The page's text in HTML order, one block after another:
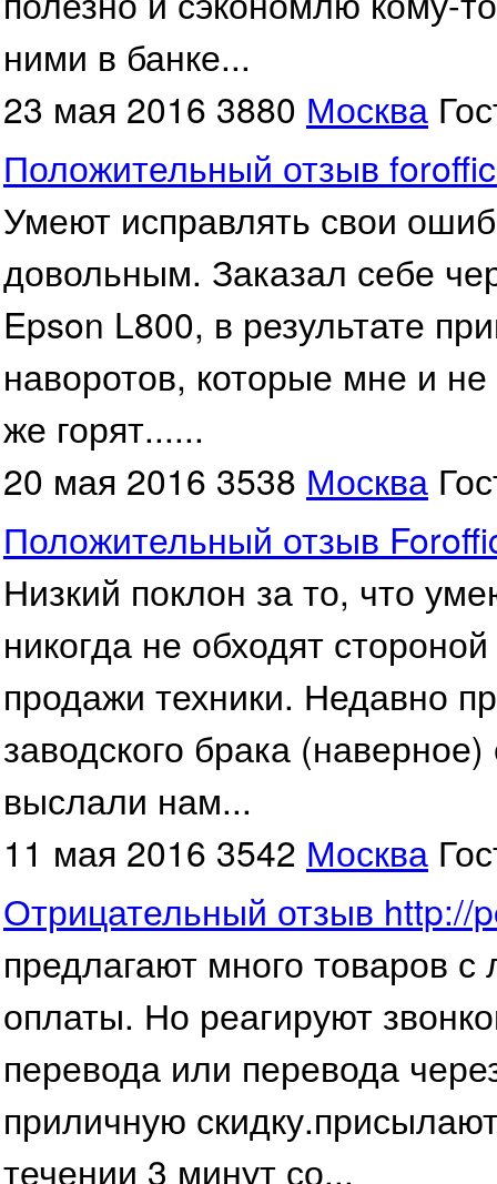
ними в банке...
23 мая 2016 3880 Москва
Положительный отзыв
Умеют исправлять свои
довольным. Заказал себе
Epson L800, в результате
наворотов, которые мне и
же горят......
20 мая 2016 3538 Москва
Положительный отзыв
Низкий поклон за то, что
никогда не обходят
продажи техники. Недавно
заводского брака
выслали нам...
11 мая 2016 3542 Москва
Отрицательный отзыв http://
предлагают много товаров
оплаты. Но реагируют
перевода или перевода
приличную
течении 3 минут со...